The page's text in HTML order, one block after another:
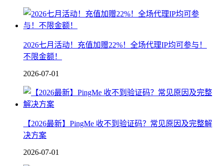
2026七月活动！充值加赠22%！全场代理IP均可参与！
不限金额！
2026-07-01
【2026最新】PingMe 收不到验证码？常见原因及完整解
决方案
2026-07-01